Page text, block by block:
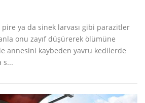
ya da sinek larvası gibi parazitler
onu zayıf düşürerek ölümüne
annesini kaybeden yavru kedilerde
s...